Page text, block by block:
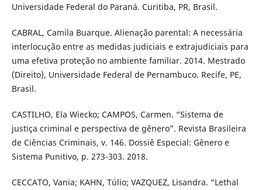
Universidade Federal do Paraná. Curitiba, PR, Brasil.
CABRAL, Camila Buarque. Alienação parental: A necessária
interlocução entre as medidas judiciais e extrajudiciais para
uma efetiva proteção no ambiente familiar. 2014. Mestrado
(Direito), Universidade Federal de Pernambuco. Recife, PE,
Brasil.
CASTILHO, Ela Wiecko; CAMPOS, Carmen. “Sistema de
justiça criminal e perspectiva de gênero”. Revista Brasileira
de Ciências Criminais, v. 146. Dossiê Especial: Gênero e
Sistema Punitivo, p. 273-303. 2018.
CECCATO, Vania; KAHN, Túlio; VAZQUEZ, Lisandra. “Lethal